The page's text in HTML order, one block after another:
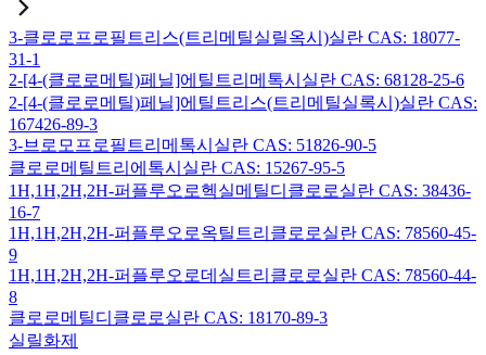
3-클로로프로필트리스(트리메틸실릴옥시)실란 CAS: 18077-
31-1
2-[4-(클로로메틸)페닐]에틸트리메톡시실란 CAS: 68128-25-6
2-[4-(클로로메틸)페닐]에틸트리스(트리메틸실록시)실란 CAS:
167426-89-3
3-브로모프로필트리메톡시실란 CAS: 51826-90-5
클로로메틸트리에톡시실란 CAS: 15267-95-5
1H,1H,2H,2H-퍼플루오로헥실메틸디클로로실란 CAS: 38436-
16-7
1H,1H,2H,2H-퍼플루오로옥틸트리클로로실란 CAS: 78560-45-
9
1H,1H,2H,2H-퍼플루오로데실트리클로로실란 CAS: 78560-44-
8
클로로메틸디클로로실란 CAS: 18170-89-3
실릴화제